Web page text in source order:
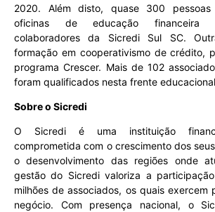
2020. Além disto, quase 300 pessoas
oficinas de educação financeira
colaboradores da Sicredi Sul SC.
formação em cooperativismo de crédito,
programa Crescer. Mais de 102
foram qualificados nesta frente
Sobre o Sicredi
O Sicredi é uma instituição
comprometida com o crescimento dos
o desenvolvimento das regiões onde
gestão do Sicredi valoriza a
milhões de associados, os quais exercem
negócio. Com presença nacional, o